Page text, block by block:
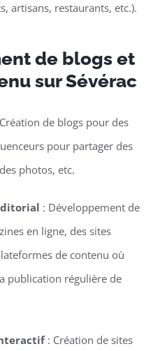
artisans, restaurants, etc.).
de blogs et
sur Sévérac
de blogs pour des
pour partager des
photos, etc.
: Développement de
en ligne, des sites
de contenu où
publication régulière de
: Création de sites